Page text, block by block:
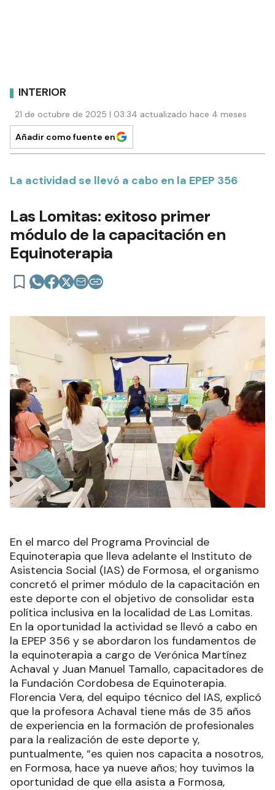
INTERIOR
21 de octubre de 2025 | 03:34 actualizado hace 4 meses
Añadir como fuente en
La actividad se llevó a cabo en la EPEP 356
Las Lomitas: exitoso primer
módulo de la capacitación en
Equinoterapia
En el marco del Programa Provincial de
Equinoterapia que lleva adelante el Instituto de
Asistencia Social (IAS) de Formosa, el organismo
concretó el primer módulo de la capacitación en
este deporte con el objetivo de consolidar esta
política inclusiva en la localidad de Las Lomitas.
En la oportunidad la actividad se llevó a cabo en
la EPEP 356 y se abordaron los fundamentos de
la equinoterapia a cargo de Verónica Martínez
Achaval y Juan Manuel Tamallo, capacitadores de
la Fundación Cordobesa de Equinoterapia.
Florencia Vera, del equipo técnico del IAS, explicó
que la profesora Achaval tiene más de 35 años
de experiencia en la formación de profesionales
para la realización de este deporte y,
puntualmente, “es quien nos capacita a nosotros,
en Formosa, hace ya nueve años; hoy tuvimos la
oportunidad de que ella asista a Formosa,